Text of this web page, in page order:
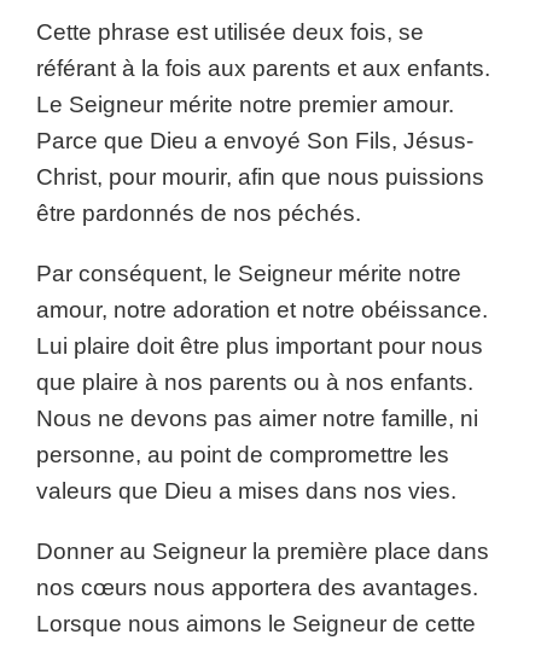
Cette phrase est utilisée deux fois, se
référant à la fois aux parents et aux enfants.
Le Seigneur mérite notre premier amour.
Parce que Dieu a envoyé Son Fils, Jésus-
Christ, pour mourir, afin que nous puissions
être pardonnés de nos péchés.
Par conséquent, le Seigneur mérite notre
amour, notre adoration et notre obéissance.
Lui plaire doit être plus important pour nous
que plaire à nos parents ou à nos enfants.
Nous ne devons pas aimer notre famille, ni
personne, au point de compromettre les
valeurs que Dieu a mises dans nos vies.
Donner au Seigneur la première place dans
nos cœurs nous apportera des avantages.
Lorsque nous aimons le Seigneur de cette